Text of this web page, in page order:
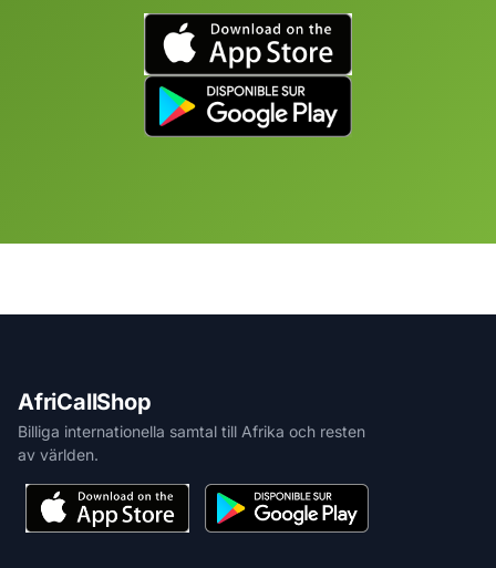
AfriCallShop
Billiga internationella samtal till Afrika och resten
av världen.